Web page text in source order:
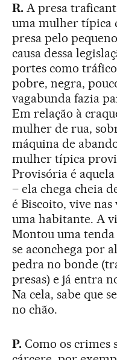
R. A presa
uma mulher típica
presa pelo
causa dessa
portes como
pobre, negra,
vagabunda fazia
Em relação à
mulher de rua,
máquina de
mulher típica
Provisória é
– ela chega cheia
é Biscoito, vive
uma habitante. A
Montou uma
se aconchega por
pedra no bonde
presas) e já entra
Na cela, sabe que
no chão.
P. Como os crimes